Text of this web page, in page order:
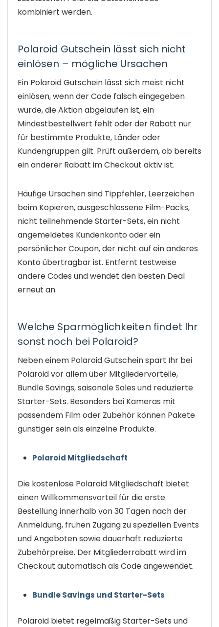
kombiniert werden.
Polaroid Gutschein lässt sich nicht
einlösen – mögliche Ursachen
Ein Polaroid Gutschein lässt sich meist nicht
einlösen, wenn der Code falsch eingegeben
wurde, die Aktion abgelaufen ist, ein
Mindestbestellwert fehlt oder der Rabatt nur
für bestimmte Produkte, Länder oder
Kundengruppen gilt. Prüft außerdem, ob bereits
ein anderer Rabatt im Checkout aktiv ist.
Häufige Ursachen sind Tippfehler, Leerzeichen
beim Kopieren, ausgeschlossene Film-Packs,
nicht teilnehmende Starter-Sets, ein nicht
angemeldetes Kundenkonto oder ein
persönlicher Coupon, der nicht auf ein anderes
Konto übertragbar ist. Entfernt testweise
andere Codes und wendet den besten Deal
erneut an.
Welche Sparmöglichkeiten findet Ihr
sonst noch bei Polaroid?
Neben einem Polaroid Gutschein spart Ihr bei
Polaroid vor allem über Mitgliedervorteile,
Bundle Savings, saisonale Sales und reduzierte
Starter-Sets. Besonders bei Kameras mit
passendem Film oder Zubehör können Pakete
günstiger sein als einzelne Produkte.
Polaroid Mitgliedschaft
Die kostenlose Polaroid Mitgliedschaft bietet
einen Willkommensvorteil für die erste
Bestellung innerhalb von 30 Tagen nach der
Anmeldung, frühen Zugang zu speziellen Events
und Angeboten sowie dauerhaft reduzierte
Zubehörpreise. Der Mitgliederrabatt wird im
Checkout automatisch als Code angewendet.
Bundle Savings und Starter-Sets
Polaroid bietet regelmäßig Starter-Sets und